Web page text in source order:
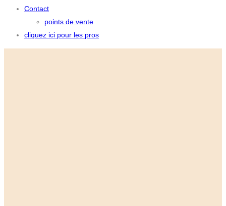
Contact
points de vente
cliquez ici pour les pros